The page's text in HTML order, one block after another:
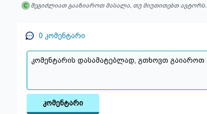
შეგიძლიათ გააზიაროთ მასალა, თუ მიუთითებთ ავტორს.
0 კომენტარი
კომენტარი